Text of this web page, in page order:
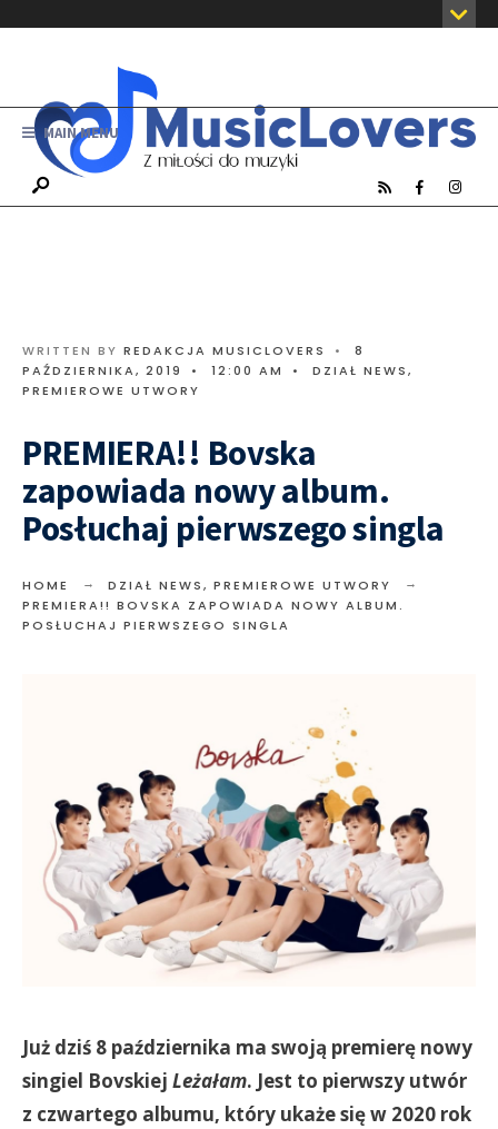
MAIN MENU
WRITTEN BY REDAKCJA MUSICLOVERS •
8
PAŹDZIERNIKA, 2019
• 12:00 AM • DZIAŁ NEWS,
PREMIEROWE UTWORY
PREMIERA!! Bovska
zapowiada nowy album.
Posłuchaj pierwszego singla
HOME DZIAŁ NEWS, PREMIEROWE UTWORY
PREMIERA!! BOVSKA ZAPOWIADA NOWY ALBUM.
POSŁUCHAJ PIERWSZEGO SINGLA
Już dziś 8 października ma swoją premierę nowy
singiel Bovskiej Leżałam. Jest to pierwszy utwór
z czwartego albumu, który ukaże się w 2020 rok